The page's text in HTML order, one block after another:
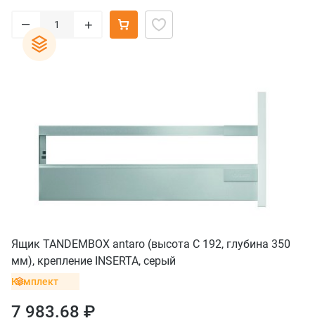
– +
Ящик TANDEMBOX antaro (высота С 192, глубина 350
мм), крепление INSERTA, серый
Комплект
7 983.68 ₽